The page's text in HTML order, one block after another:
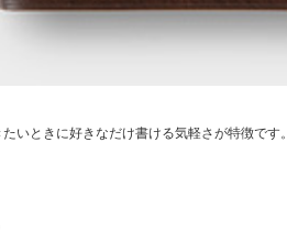
いときに好きなだけ書ける気軽さが特徴です。